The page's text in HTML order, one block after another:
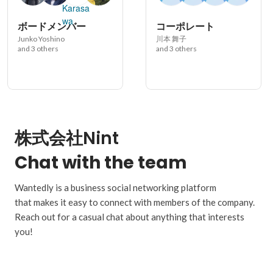
ボードメンバー
Junko Yoshino
and 3 others
コーポレート
川本 舞子
and 3 others
株式会社Nint
Chat with the team
Wantedly is a business social networking platform
that makes it easy to connect with members of the company.
Reach out for a casual chat about anything that interests
you!